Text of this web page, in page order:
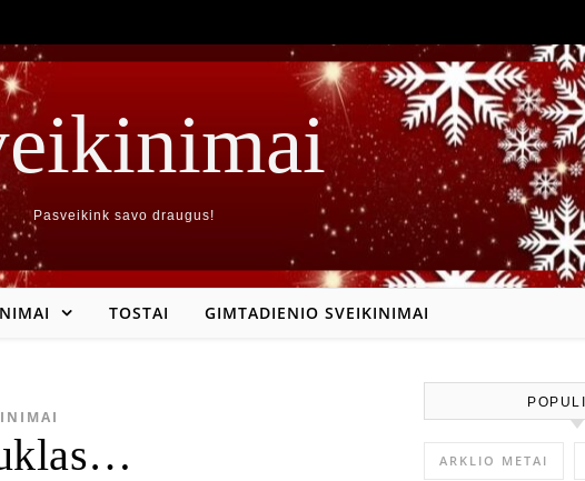
Pasveikink savo draugus!
TOSTAI GIMTADIENIO SVEIKINIMAI
ARKLIO METAI